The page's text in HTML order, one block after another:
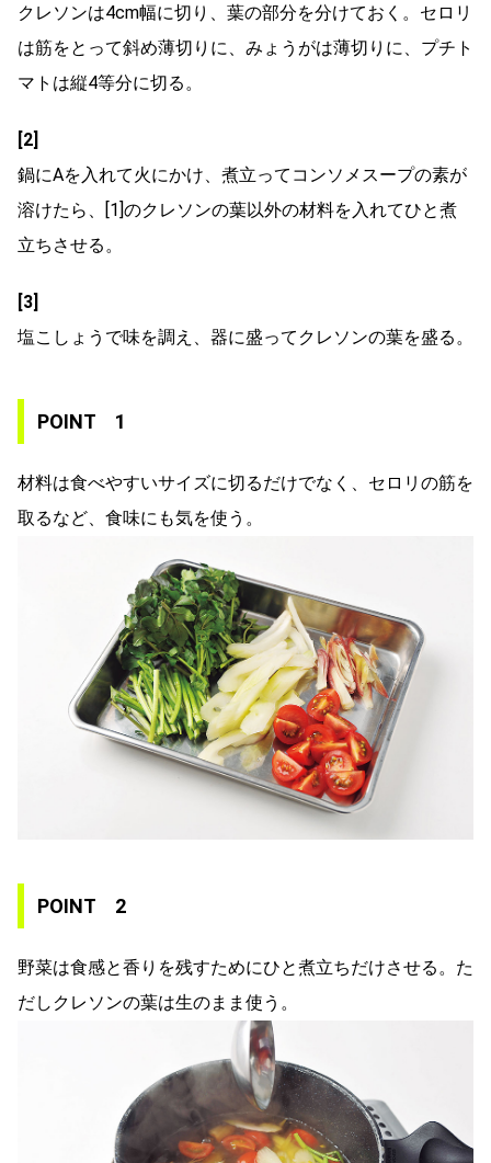
クレソンは4cm幅に切り、葉の部分を分けておく。セロリ
は筋をとって斜め薄切りに、みょうがは薄切りに、プチト
マトは縦4等分に切る。
[2]
鍋にAを入れて火にかけ、煮立ってコンソメスープの素が
溶けたら、[1]のクレソンの葉以外の材料を入れてひと煮
立ちさせる。
[3]
塩こしょうで味を調え、器に盛ってクレソンの葉を盛る。
POINT 1
材料は食べやすいサイズに切るだけでなく、セロリの筋を
取るなど、食味にも気を使う。
POINT 2
野菜は食感と香りを残すためにひと煮立ちだけさせる。た
だしクレソンの葉は生のまま使う。